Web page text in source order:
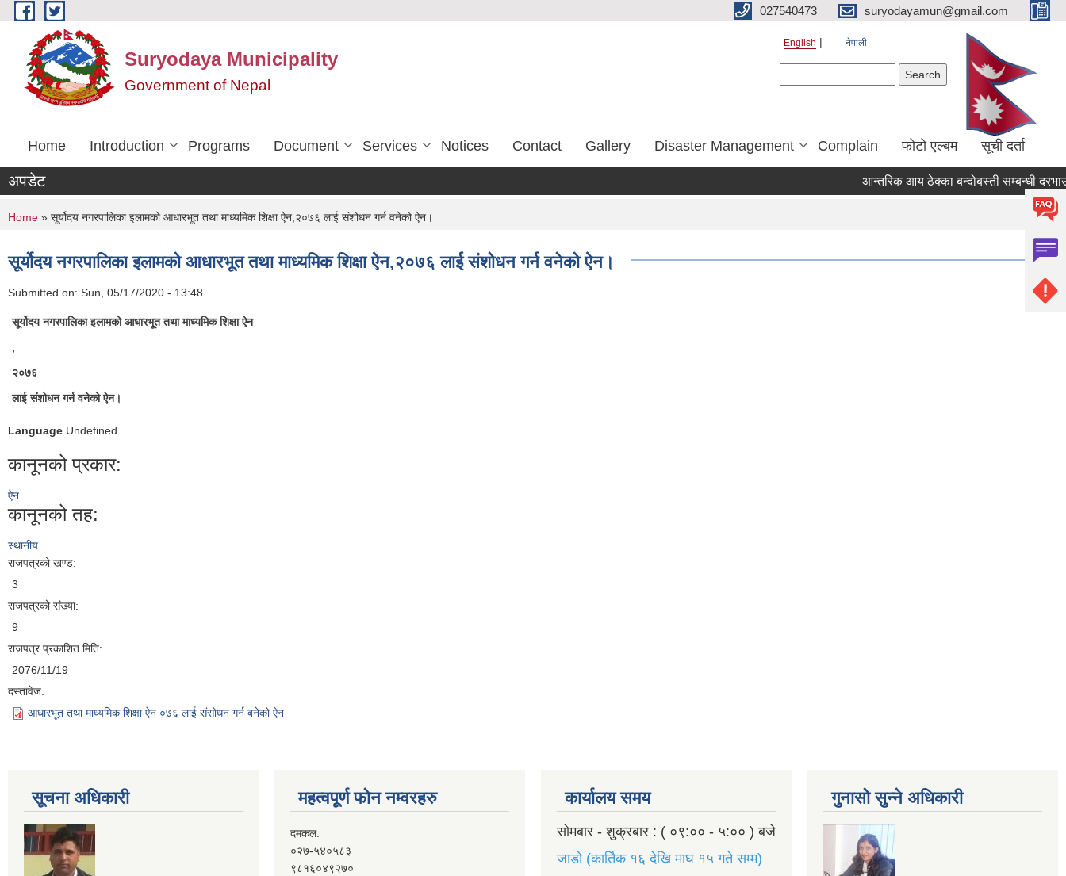
Skip to main content 027540473 suryodayamun@gmail.com
Suryodaya Municipality
Government of Nepal
English नेपाली
Home Introduction Programs Document Services Notices Contact Gallery Disaster Management Complain फोटो एल्बम सूची दर्ता
अपडेट आन्तरिक आय ठेक्का बन्दोबस्ती सम्बन्धी
You are here
Home » सूर्योदय नगरपालिका इलामको आधारभूत तथा माध्यमिक शिक्षा ऐन,२०७६ लाई संशोधन गर्न वनेको ऐन।
सूर्योदय नगरपालिका इलामको आधारभूत तथा माध्यमिक शिक्षा ऐन,२०७६ लाई संशोधन गर्न वनेको ऐन।
Submitted on: Sun, 05/17/2020 - 13:48
सूर्योदय नगरपालिका इलामको आधारभूत तथा माध्यमिक शिक्षा ऐन
,
२०७६
लाई संशोधन गर्न वनेको ऐन।
Language Undefined
कानूनको प्रकार:
ऐन
कानूनको तह:
स्थानीय
राजपत्रको खण्ड:
3
राजपत्रको संख्या:
9
राजपत्र प्रकाशित मिति:
2076/11/19
दस्तावेज:
आधारभूत तथा माध्यमिक शिक्षा ऐन ०७६ लाई संसोधन गर्न बनेको ऐन
सूचना अधिकारी महत्वपूर्ण फोन नम्वरहरु
दमकल:
०२७-५४०५८३
९८१६०४९२७०
कार्यालय समय
सोमबार - शुक्रबार : ( ०९:०० - ५:०० ) बजे
जाडो (कार्तिक १६ देखि माघ १५ गते सम्म)
गुनासो सुन्ने अधिकारी